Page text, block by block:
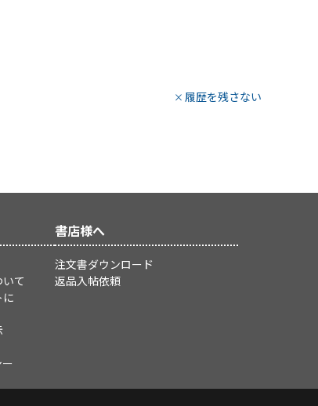
履歴を残さない
て
書店様へ
注文書ダウンロード
返品入帖依頼